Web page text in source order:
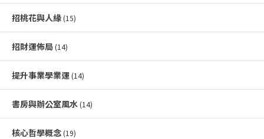
招桃花與人緣 (15)
招財運佈局 (14)
提升事業學業運 (14)
書房與辦公室風水 (14)
核心哲學概念 (19)